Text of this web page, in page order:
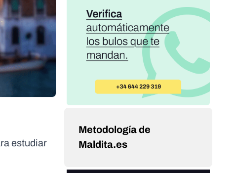
estudiar
Metodología de
Maldita.es